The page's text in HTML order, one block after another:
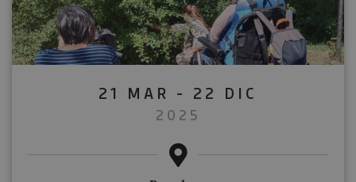
21 MAR - 22 DIC
2025